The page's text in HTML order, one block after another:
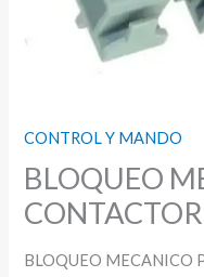
CONTROL Y MANDO
BLOQUEO
BLOQUEO MECANICO